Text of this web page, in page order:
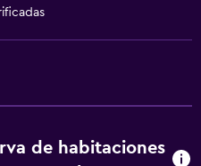
de habitaciones